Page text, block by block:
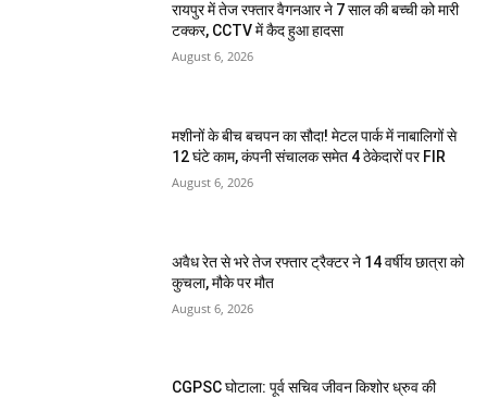
रायपुर में तेज रफ्तार वैगनआर ने 7 साल की बच्ची को मारी
टक्कर, CCTV में कैद हुआ हादसा
August 6, 2026
मशीनों के बीच बचपन का सौदा! मेटल पार्क में नाबालिगों से
12 घंटे काम, कंपनी संचालक समेत 4 ठेकेदारों पर FIR
August 6, 2026
अवैध रेत से भरे तेज रफ्तार ट्रैक्टर ने 14 वर्षीय छात्रा को
कुचला, मौके पर मौत
August 6, 2026
CGPSC घोटाला: पूर्व सचिव जीवन किशोर ध्रुव की